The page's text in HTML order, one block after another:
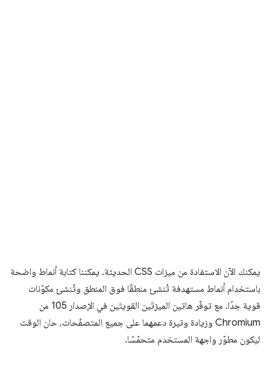
يمكنك الآن الاستفادة من ميزات CSS الحديثة. يمكننا كتابة أنماط واضحة
باستخدام أنماط مستهدفة تُنشئ منطقًا فوق المنطق وتُنشئ مكوّنات
قوية جدًا. مع توفّر هاتين الميزتَين القويتَين في الإصدار 105 من
Chromium وزيادة وتيرة دعمهما على جميع المتصفّحات، حان الوقت
ليكون مطوّر واجهة المستخدم متحمّسًا.